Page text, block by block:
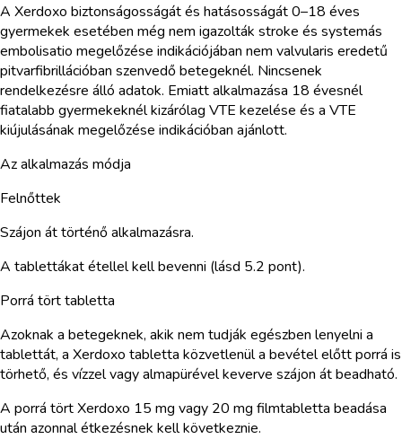
A Xerdoxo biztonságosságát és hatásosságát 0–18 éves
gyermekek esetében még nem igazolták stroke és systemás
embolisatio megelőzése indikációjában nem valvularis eredetű
pitvarfibrillációban szenvedő betegeknél. Nincsenek
rendelkezésre álló adatok. Emiatt alkalmazása 18 évesnél
fiatalabb gyermekeknél kizárólag VTE kezelése és a VTE
kiújulásának megelőzése indikációban ajánlott.
Az alkalmazás módja
Felnőttek
Szájon át történő alkalmazásra.
A tablettákat étellel kell bevenni (lásd 5.2 pont).
Porrá tört tabletta
Azoknak a betegeknek, akik nem tudják egészben lenyelni a
tablettát, a Xerdoxo tabletta közvetlenül a bevétel előtt porrá is
törhető, és vízzel vagy almapürével keverve szájon át beadható.
A porrá tört Xerdoxo 15 mg vagy 20 mg filmtabletta beadása
után azonnal étkezésnek kell következnie.